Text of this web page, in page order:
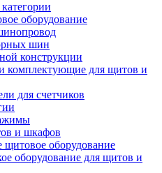
оборудование
шин
конструкции
комплектующие для щитов и
для счетчиков
и шкафов
щитовое оборудование
оборудование для щитов и